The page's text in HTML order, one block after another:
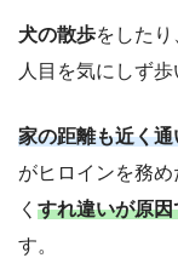
犬の散歩をしたり
人目を気にしず
家の距離も近く通
がヒロインを務
く すれ違いが原
す。